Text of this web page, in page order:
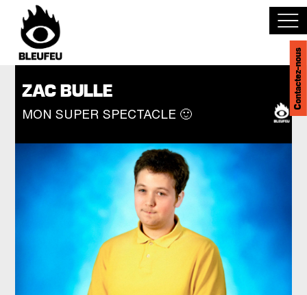
Découvrir BLEUFEU
Joindre l'équipe
Devenir partenaire
Événements
Contactez-nous
ZAC BULLE
MON SUPER SPECTACLE 🙂